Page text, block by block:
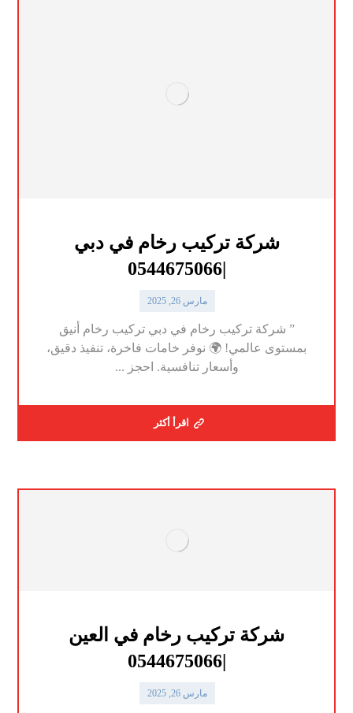
شركة تركيب رخام في دبي
|0544675066
مارس 26, 2025
” شركة تركيب رخام في دبي تركيب رخام أنيق
بمستوى عالمي! 🌍 نوفر خامات فاخرة، تنفيذ دقيق،
وأسعار تنافسية. احجز ...
اقرأ أكثر
شركة تركيب رخام في العين
|0544675066
مارس 26, 2025